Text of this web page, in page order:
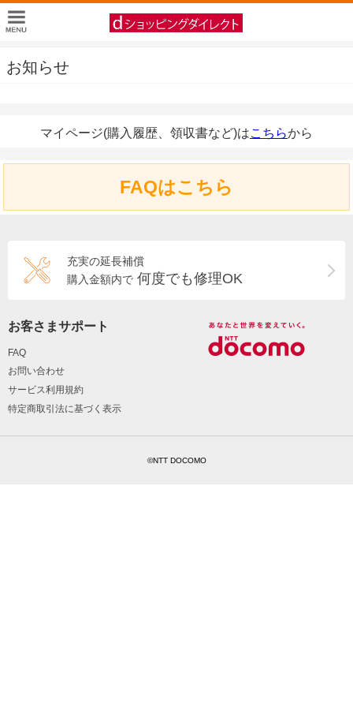
お知らせ
マイページ(購入履歴、領収書など)はこちらから
FAQはこちら
充実の延長補償
購入金額内で 何度でも修理OK
お客さまサポート
FAQ
お問い合わせ
サービス利用規約
特定商取引法に基づく表示
©NTT DOCOMO